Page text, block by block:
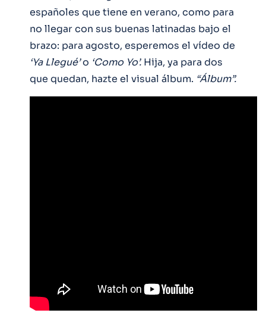
españoles que tiene en verano, como para
no llegar con sus buenas latinadas bajo el
brazo: para agosto, esperemos el vídeo de
‘Ya Llegué’o ‘Como Yo’. Hija, ya para dos
que quedan, hazte el visual álbum. “Álbum”.